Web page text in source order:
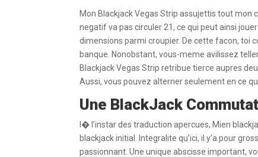
Mon Blackjack Vegas Strip assujettis tout mon
negatif va pas circuler 21, ce qui peut ainsi
dimensions parmi croupier. De cette facon, toi
banque. Nonobstant, vous-meme avilissez
Blackjack Vegas Strip retribue tierce aupres
Aussi, vous pouvez alterner seulement en ce
Une BlackJack
I� l’instar des traduction apercues, Mien
blackjack initial. Integralite qu’ici, il y’a pour
passionnant. Une unique abscisse important,